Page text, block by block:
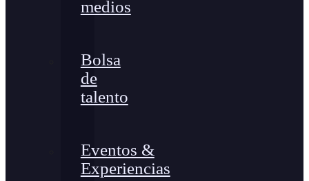
medios
Bolsa
de
talento
Eventos &
Experiencias